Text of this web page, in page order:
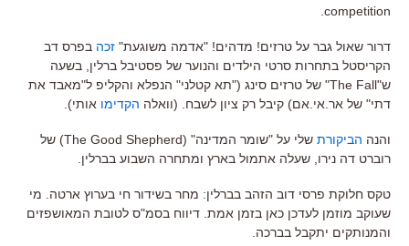
competition.
דרור שאול גבר על טרזים! מדהים! "אדמה משוגעת" זכה בפרס דב
הקריסטל בתחרות סרטי הילדים והנוער של פסטיבל ברלין, בשעה
ש"The Fall" של טרזים סינג ("תא קטלני" הנפלא והקליפ ל"מאבד את
דתי" של אר.אי.אם) קיבל רק ציון לשבח. (וואלה הקדימו אותי).
והנה הביקורת
שלי על "שומר המדינה" (The Good Shepherd) של
רוברט דה נירו, שעלה אתמול בארץ ומתחרה השבוע בברלין.
טקס חלוקת פרסי דוב הזהב בברלין: מחר בשידור חי בערוץ ארטה. מי
שעוקב מוזמן לעדכן כאן בזמן אמת. דיווח בסמ"ס לטובת המאושפזים
והמנותקים יתקבל בברכה.